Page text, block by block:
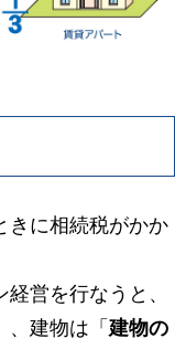
きに相続税がかか
営を行なうと、
、建物は「 建物の